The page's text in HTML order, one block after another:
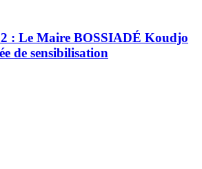
: Le Maire BOSSIADÉ Koudjo
de sensibilisation